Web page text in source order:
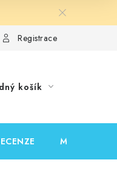
recenzí
Registrace
košík
MOJE